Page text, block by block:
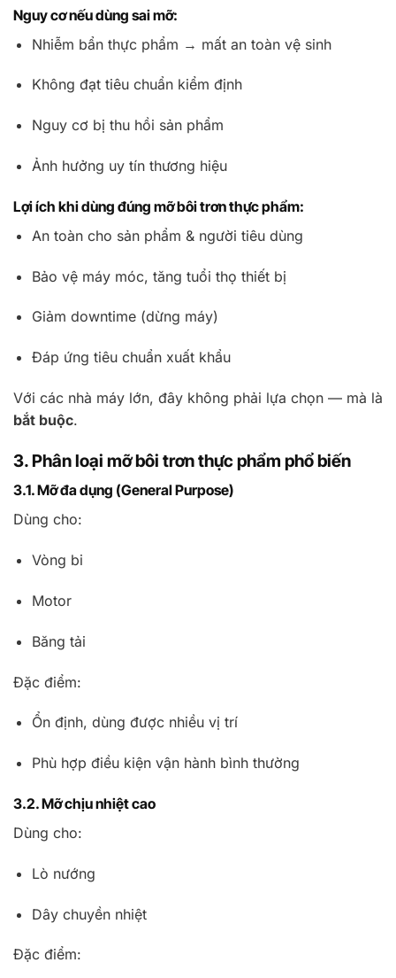
Nguy cơ nếu dùng sai mỡ:
Nhiễm bẩn thực phẩm → mất an toàn vệ sinh
Không đạt tiêu chuẩn kiểm định
Nguy cơ bị thu hồi sản phẩm
Ảnh hưởng uy tín thương hiệu
Lợi ích khi dùng đúng mỡ bôi trơn thực phẩm:
An toàn cho sản phẩm & người tiêu dùng
Bảo vệ máy móc, tăng tuổi thọ thiết bị
Giảm downtime (dừng máy)
Đáp ứng tiêu chuẩn xuất khẩu
Với các nhà máy lớn, đây không phải lựa chọn — mà là
bắt buộc.
3. Phân loại mỡ bôi trơn thực phẩm phổ biến
3.1. Mỡ đa dụng (General Purpose)
Dùng cho:
Vòng bi
Motor
Băng tải
Đặc điểm:
Ổn định, dùng được nhiều vị trí
Phù hợp điều kiện vận hành bình thường
3.2. Mỡ chịu nhiệt cao
Dùng cho:
Lò nướng
Dây chuyền nhiệt
Đặc điểm: